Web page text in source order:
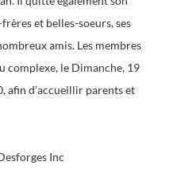
et belles-soeurs, ses
amis. Les membres
complexe, le Dimanche, 19
afin d’accueillir parents et
Inc